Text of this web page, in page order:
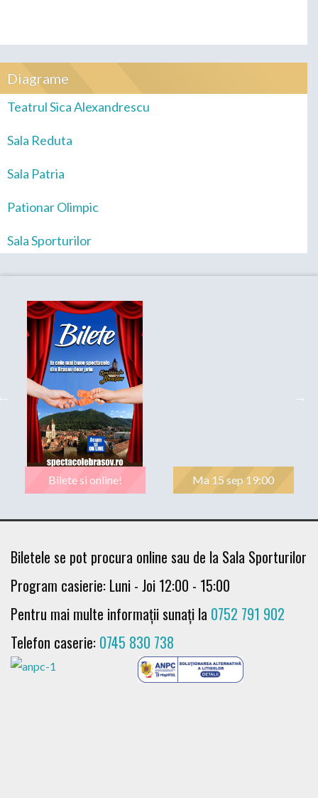
Diagrame
Teatrul Sica Alexandrescu
Sala Reduta
Sala Patria
Pationar Olimpic
Sala Sporturilor
Bilete si online! Ma 15 sep 19:00
Biletele se pot procura online sau de la Sala Sporturilor
Program casierie: Luni - Joi 12:00 - 15:00
Pentru mai multe informații sunați la 0752 791 902
Telefon caserie: 0745 830 738